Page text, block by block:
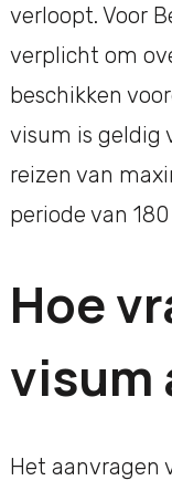
verloopt. Voor
verplicht om
beschikken
visum is geldig
reizen van
periode van
Hoe
visum
Het aanvragen